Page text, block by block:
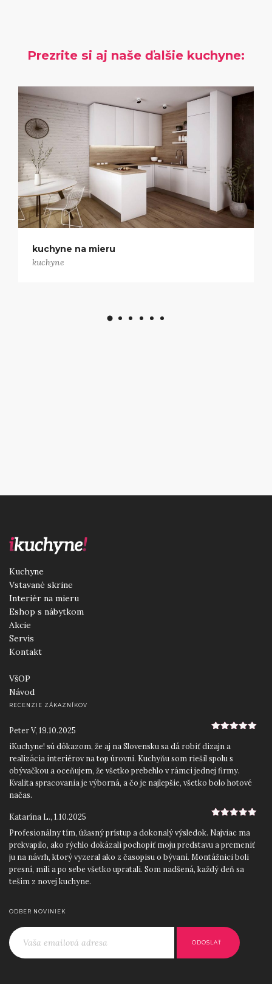
Prezrite si aj naše ďalšie kuchyne:
kuchyňa s obývačkou
kuchyne
Kuchyne
Vstavané skrine
Interiér na mieru
Eshop s nábytkom
Akcie
Servis
Kontakt
VšOP
Návod
RECENZIE ZÁKAZNÍKOV
Peter V, 19.10.2025
iKuchyne! sú dôkazom, že aj na Slovensku sa dá robiť dizajn a
realizácia interiérov na top úrovni. Kuchyňu som riešil spolu s
obývačkou a oceňujem, že všetko prebehlo v rámci jednej firmy.
Kvalita spracovania je výborná, a čo je najlepšie, všetko bolo hotové
načas.
Katarína L., 1.10.2025
Profesionálny tím, úžasný prístup a dokonalý výsledok. Najviac ma
prekvapilo, ako rýchlo dokázali pochopiť moju predstavu a premeniť
ju na návrh, ktorý vyzeral ako z časopisu o bývaní. Montážnici boli
presní, milí a po sebe všetko upratali. Som nadšená, každý deň sa
teším z novej kuchyne.
zameranie priestoru a odborné rady pri výbere materiálov a
jednoducho ľudský prístup. iKuchyne! sa postarali o všetko: návrh,
výrobu aj montáž. Výsledkom je moderná kuchyňa na mieru, ktorá
ODBER NOVINIEK